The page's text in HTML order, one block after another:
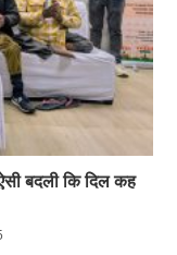
बदली कि दिल कह